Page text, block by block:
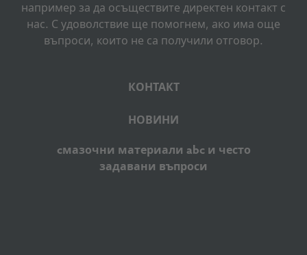
например за да осъществите директен контакт с
нас. С удоволствие ще помогнем, ако има още
въпроси, които не са получили отговор.
КОНТАКТ
НОВИНИ
cмазочни материали abc и често
задавани въпроси